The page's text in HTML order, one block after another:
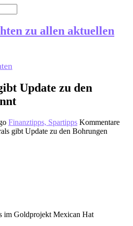
zu allen aktuellen
Update zu den
Finanztipps, Spartipps Kommentare
gibt Update zu den Bohrungen
im Goldprojekt Mexican Hat